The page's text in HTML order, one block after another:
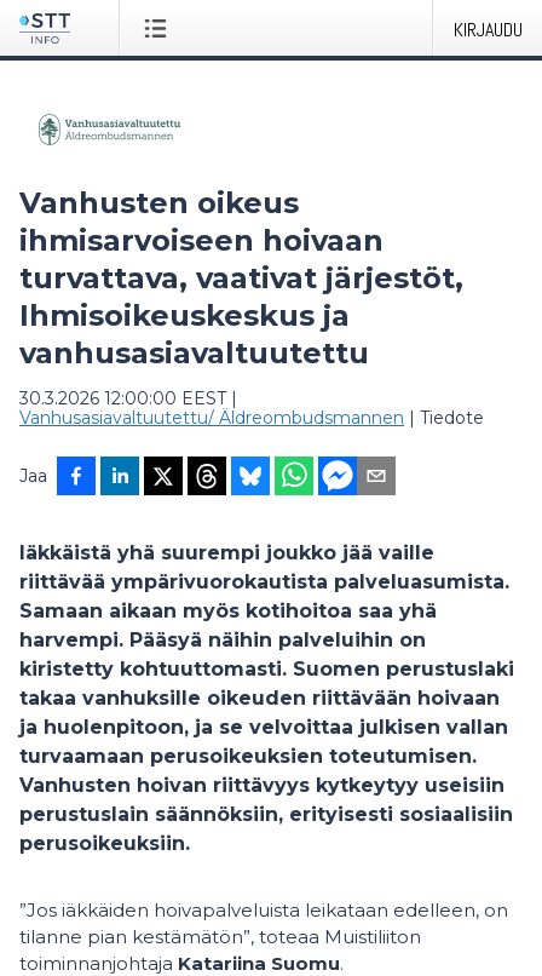
KIRJAUDU
Vanhusten oikeus
ihmisarvoiseen hoivaan
turvattava, vaativat järjestöt,
Ihmisoikeuskeskus ja
vanhusasiavaltuutettu
30.3.2026 12:00:00 EEST|
Vanhusasiavaltuutettu/ Äldreombudsmannen | Tiedote
Jaa
Iäkkäistä yhä suurempi joukko jää vaille
riittävää ympärivuorokautista palveluasumista.
Samaan aikaan myös kotihoitoa saa yhä
harvempi. Pääsyä näihin palveluihin on
kiristetty kohtuuttomasti. Suomen perustuslaki
takaa vanhuksille oikeuden riittävään hoivaan
ja huolenpitoon, ja se velvoittaa julkisen vallan
turvaamaan perusoikeuksien toteutumisen.
Vanhusten hoivan riittävyys kytkeytyy useisiin
perustuslain säännöksiin, erityisesti sosiaalisiin
perusoikeuksiin.
”Jos iäkkäiden hoivapalveluista leikataan edelleen, on
tilanne pian kestämätön”, toteaa Muistiliiton
toiminnanjohtaja Katariina Suomu.